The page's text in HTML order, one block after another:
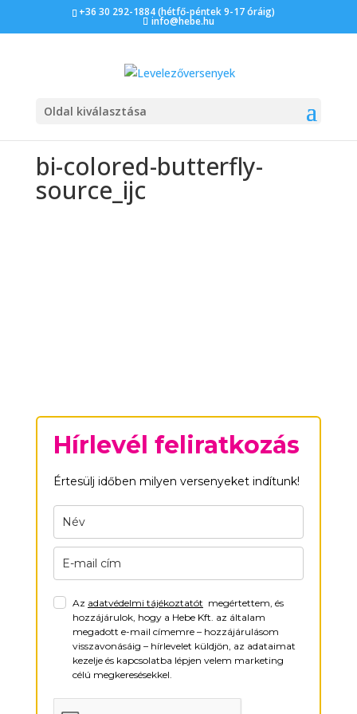
+36 30 292-1884 (hétfő-péntek 9-17 óráig)
info@hebe.hu
Oldal kiválasztása
bi-colored-butterfly-
source_ijc
Hírlevél feliratkozás
Értesülj időben milyen versenyeket indítunk!
Az adatvédelmi tájékoztatót megértettem, és
hozzájárulok, hogy a Hebe Kft. az általam
megadott e-mail címemre – hozzájárulásom
visszavonásáig – hírlevelet küldjön, az adataimat
kezelje és kapcsolatba lépjen velem marketing
célú megkeresésekkel.